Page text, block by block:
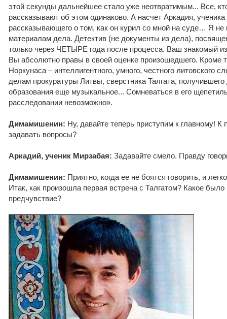
этой секунды дальнейшее стало уже неотвратимым... Все,
рассказывают об этом одинаково. А насчет Аркадия,
рассказывающего о том, как он курил со мной на суде… Я
материалам дела. Детектив (не документы из дела),
только через ЧЕТЫРЕ года после процесса. Ваш знакомый
Вы абсолютно правы в своей оценке произошедшего. Кроме
Норкунаса – интеллигентного, умного, честного литовского
делам прокуратуры Литвы, сверстника Талгата,
образования еще музыкальное... Сомневаться в его
расследовании невозможно».
Димамишенин: Ну, давайте теперь приступим к главному!
задавать вопросы?
Аркадий, ученик Мирзабая: Задавайте смело. Правду
Димамишенин: Приятно, когда ее не боятся говорить, и
Итак, как произошла первая встреча с Талгатом? Какое
предчувствие?